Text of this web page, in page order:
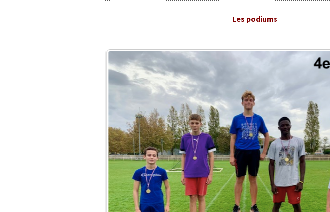
Les podiums